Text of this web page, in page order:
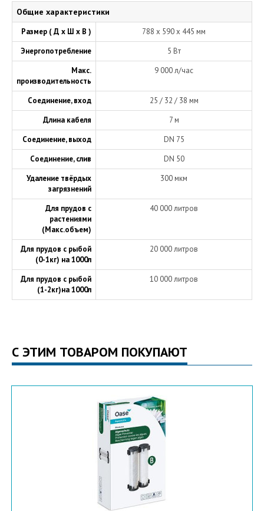
Общие характеристики
Размер ( Д х Ш х В )
788 х 590 х 445 мм
Энергопотребление
5 Вт
Макс.
производительность
9 000 л/час
Соединение, вход
25 / 32 / 38 мм
Длина кабеля
7 м
Соединение, выход
DN 75
Соединение, слив
DN 50
Удаление твёрдых
загрязнений
300 мкм
Для прудов с
растениями
(Макс.объем)
40 000 литров
Для прудов с рыбой
(0-1кг) на 1000л
20 000 литров
Для прудов с рыбой
(1-2кг)на 1000л
10 000 литров
С ЭТИМ ТОВАРОМ ПОКУПАЮТ